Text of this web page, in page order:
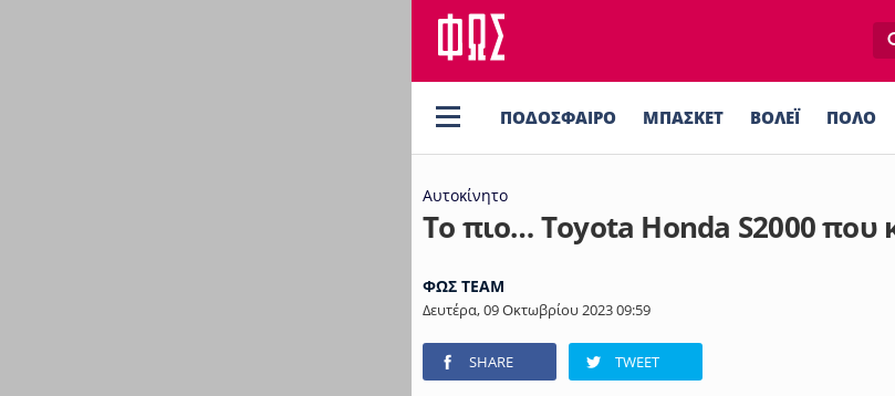
ΠΟΔΟΣΦΑΙΡΟ ΜΠΑΣΚΕΤ ΒΟΛΕΪ ΠΟΛΟ
ΣΠΟΡ
Αυτοκίνητο
Το πιο… Toyota Honda S2000 που
ΦΩΣ TEAM
Δευτέρα, 09 Οκτωβρίου 2023 09:59
SHARE TWEET